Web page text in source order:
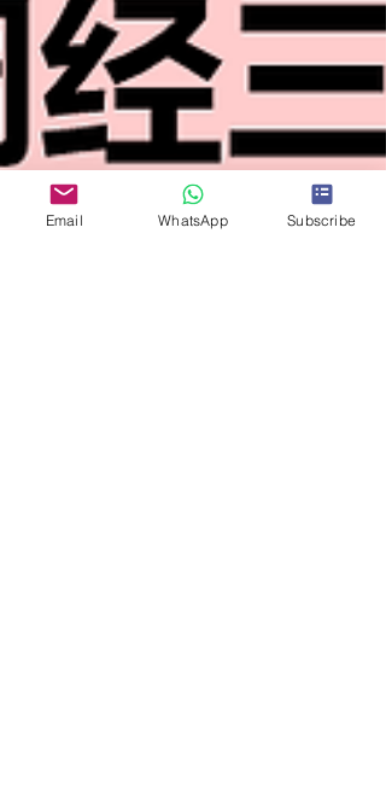
Email WhatsApp Subscribe